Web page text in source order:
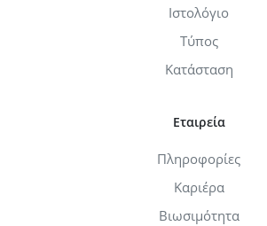
Ιστολόγιο
Τύπος
Κατάσταση
Εταιρεία
Πληροφορίες
Καριέρα
Βιωσιμότητα